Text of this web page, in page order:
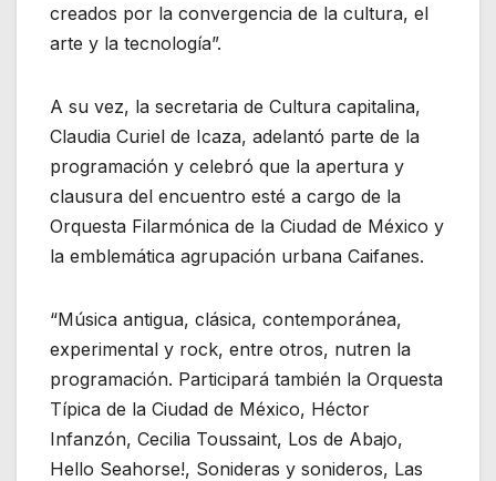
creados por la convergencia de la cultura, el
arte y la tecnología”.
A su vez, la secretaria de Cultura capitalina,
Claudia Curiel de Icaza, adelantó parte de la
programación y celebró que la apertura y
clausura del encuentro esté a cargo de la
Orquesta Filarmónica de la Ciudad de México y
la emblemática agrupación urbana Caifanes.
“Música antigua, clásica, contemporánea,
experimental y rock, entre otros, nutren la
programación. Participará también la Orquesta
Típica de la Ciudad de México, Héctor
Infanzón, Cecilia Toussaint, Los de Abajo,
Hello Seahorse!, Sonideras y sonideros, Las